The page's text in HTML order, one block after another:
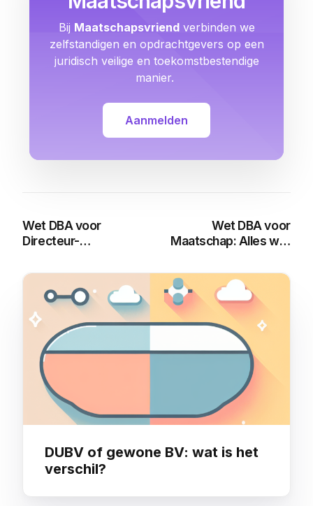
Bij Maatschapsvriendverbinden we
zelfstandigen en opdrachtgevers op een
juridisch veilige en toekomstbestendige
manier.
Aanmelden
Wet DBA voor
Directeur-
Alles wat je moet
weten
Wet DBA voor
Maatschap: Alles wat
You may also like
DUBV of gewone BV: wat is het
verschil?